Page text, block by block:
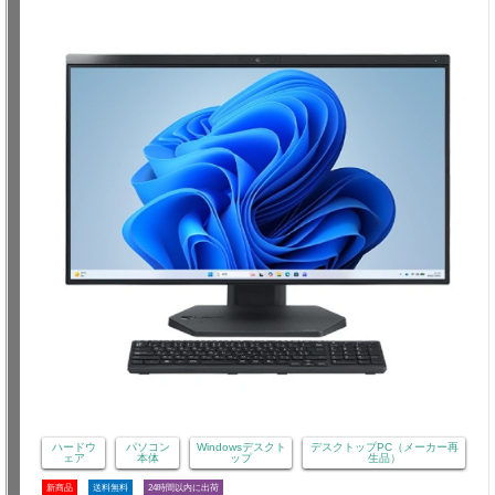
ハードウ
ェア
パソコン
本体
Windowsデスクト
ップ
デスクトップPC（メーカー再
生品）
新商品 送料無料 24時間以内に出荷